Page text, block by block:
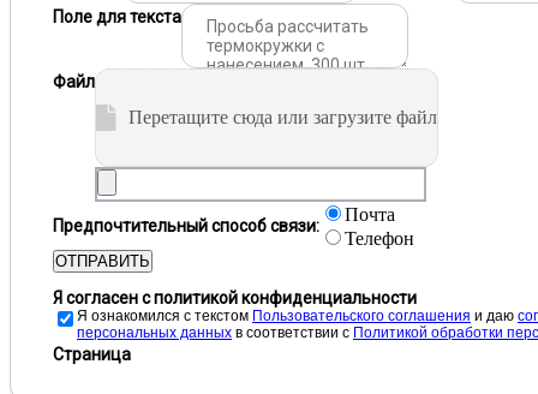
Поле для текста
Файл
Перетащите сюда или загрузите файл
Предпочтительный способ связи:
Почта
Телефон
ОТПРАВИТЬ
Я согласен с политикой конфиденциальности
Я ознакомился с текстом Пользовательского соглашения и даю
персональных данных в соответствии с Политикой обработки
Страница